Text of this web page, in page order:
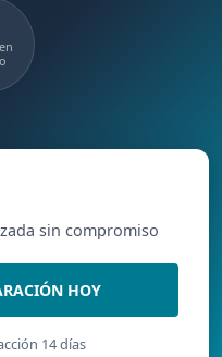
sin compromiso
HOY
14 días